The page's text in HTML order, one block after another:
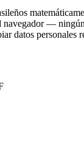
—
datos personales